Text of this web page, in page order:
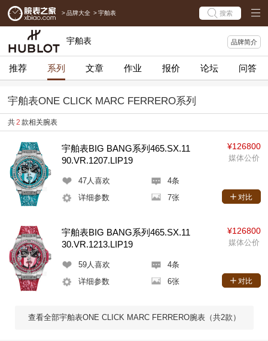
> 品牌大全 > 宇舶表 搜索
宇舶表 品牌简介
推荐 系列 文章 作业 报价 论坛 问答
宇舶表ONE CLICK MARC FERRERO系列
共2 款相关腕表
宇舶表BIG BANG系列465.SX.11
90.VR.1207.LIP19
47人喜欢
4条
详细参数
7张
¥126800
媒体公价
对比
宇舶表BIG BANG系列465.SX.11
30.VR.1213.LIP19
59人喜欢
4条
详细参数
6张
¥126800
媒体公价
对比
查看全部宇舶表ONE CLICK MARC FERRERO腕表（共2款）